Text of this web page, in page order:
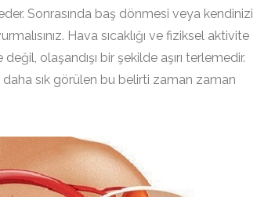
Sonrasında baş dönmesi veya kendinizi
Hava sıcaklığı ve fiziksel aktivite
olaşandışı bir şekilde aşırı terlemedir.
daha sık görülen bu belirti zaman zaman